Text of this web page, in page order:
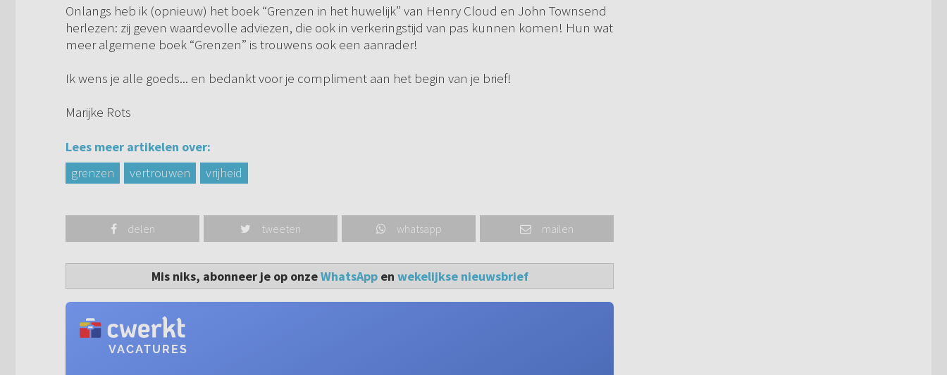
Onlangs heb ik (opnieuw) het boek “Grenzen in het huwelijk” van Henry Cloud en John Townsend
herlezen: zij geven waardevolle adviezen, die ook in verkeringstijd van pas kunnen komen! Hun wat
meer algemene boek “Grenzen” is trouwens ook een aanrader!
Ik wens je alle goeds... en bedankt voor je compliment aan het begin van je brief!
Marijke Rots
Lees meer artikelen over:
grenzen
vertrouwen vrijheid
delen tweeten whatsapp mailen
Mis niks, abonneer je op onzeWhatsAppen wekelijkse nieuwsbrief